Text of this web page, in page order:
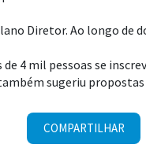
Diretor. Ao longo de
4 mil pessoas se
sugeriu
COMPARTILHAR